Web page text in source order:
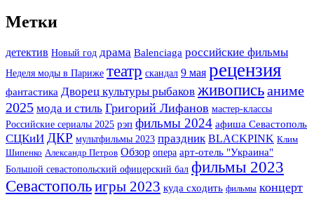
Метки
детектив Новый год драма Balenciaga российские фильмы
Неделя моды в Париже театр скандал 9 мая рецензия
фантастика Дворец культуры рыбаков живописьаниме
2025 мода и стиль Григорий Лифанов мастер-классы
Российские сериалы 2025 рэп фильмы 2024 афиша Севастополь
СЦКиИ ДКР мультфильмы 2023 праздник BLACKPINK Клим
Шипенко Александр Петров Обзор опера арт-отель "Украина"
Большой севастопольский офицерский бал фильмы 2023
Севастопольигры 2023 куда сходить фильмы концерт